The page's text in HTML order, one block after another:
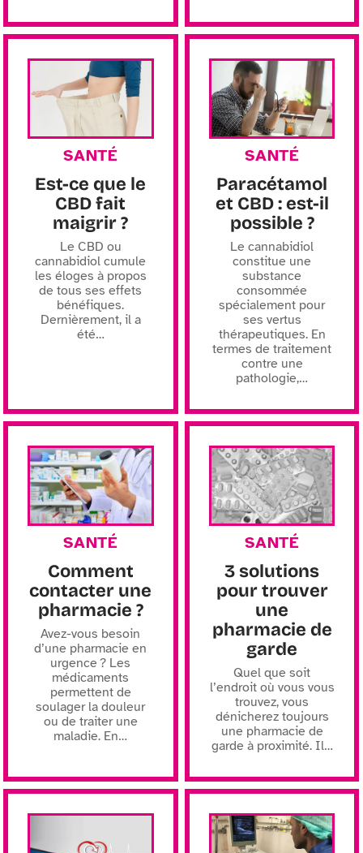
SANTÉ
Est-ce que le
CBD fait
maigrir ?
Le CBD ou
cannabidiol cumule
les éloges à propos
de tous ses effets
bénéfiques.
Dernièrement, il a
été…
SANTÉ
Paracétamol
et CBD : est-il
possible ?
Le cannabidiol
constitue une
substance
consommée
spécialement pour
ses vertus
thérapeutiques. En
termes de traitement
contre une
pathologie,…
SANTÉ
Comment
contacter une
pharmacie ?
Avez-vous besoin
d’une pharmacie en
urgence ? Les
médicaments
permettent de
soulager la douleur
ou de traiter une
maladie. En…
SANTÉ
3 solutions
pour trouver
une
pharmacie de
garde
Quel que soit
l’endroit où vous vous
trouvez, vous
dénicherez toujours
une pharmacie de
garde à proximité. Il…